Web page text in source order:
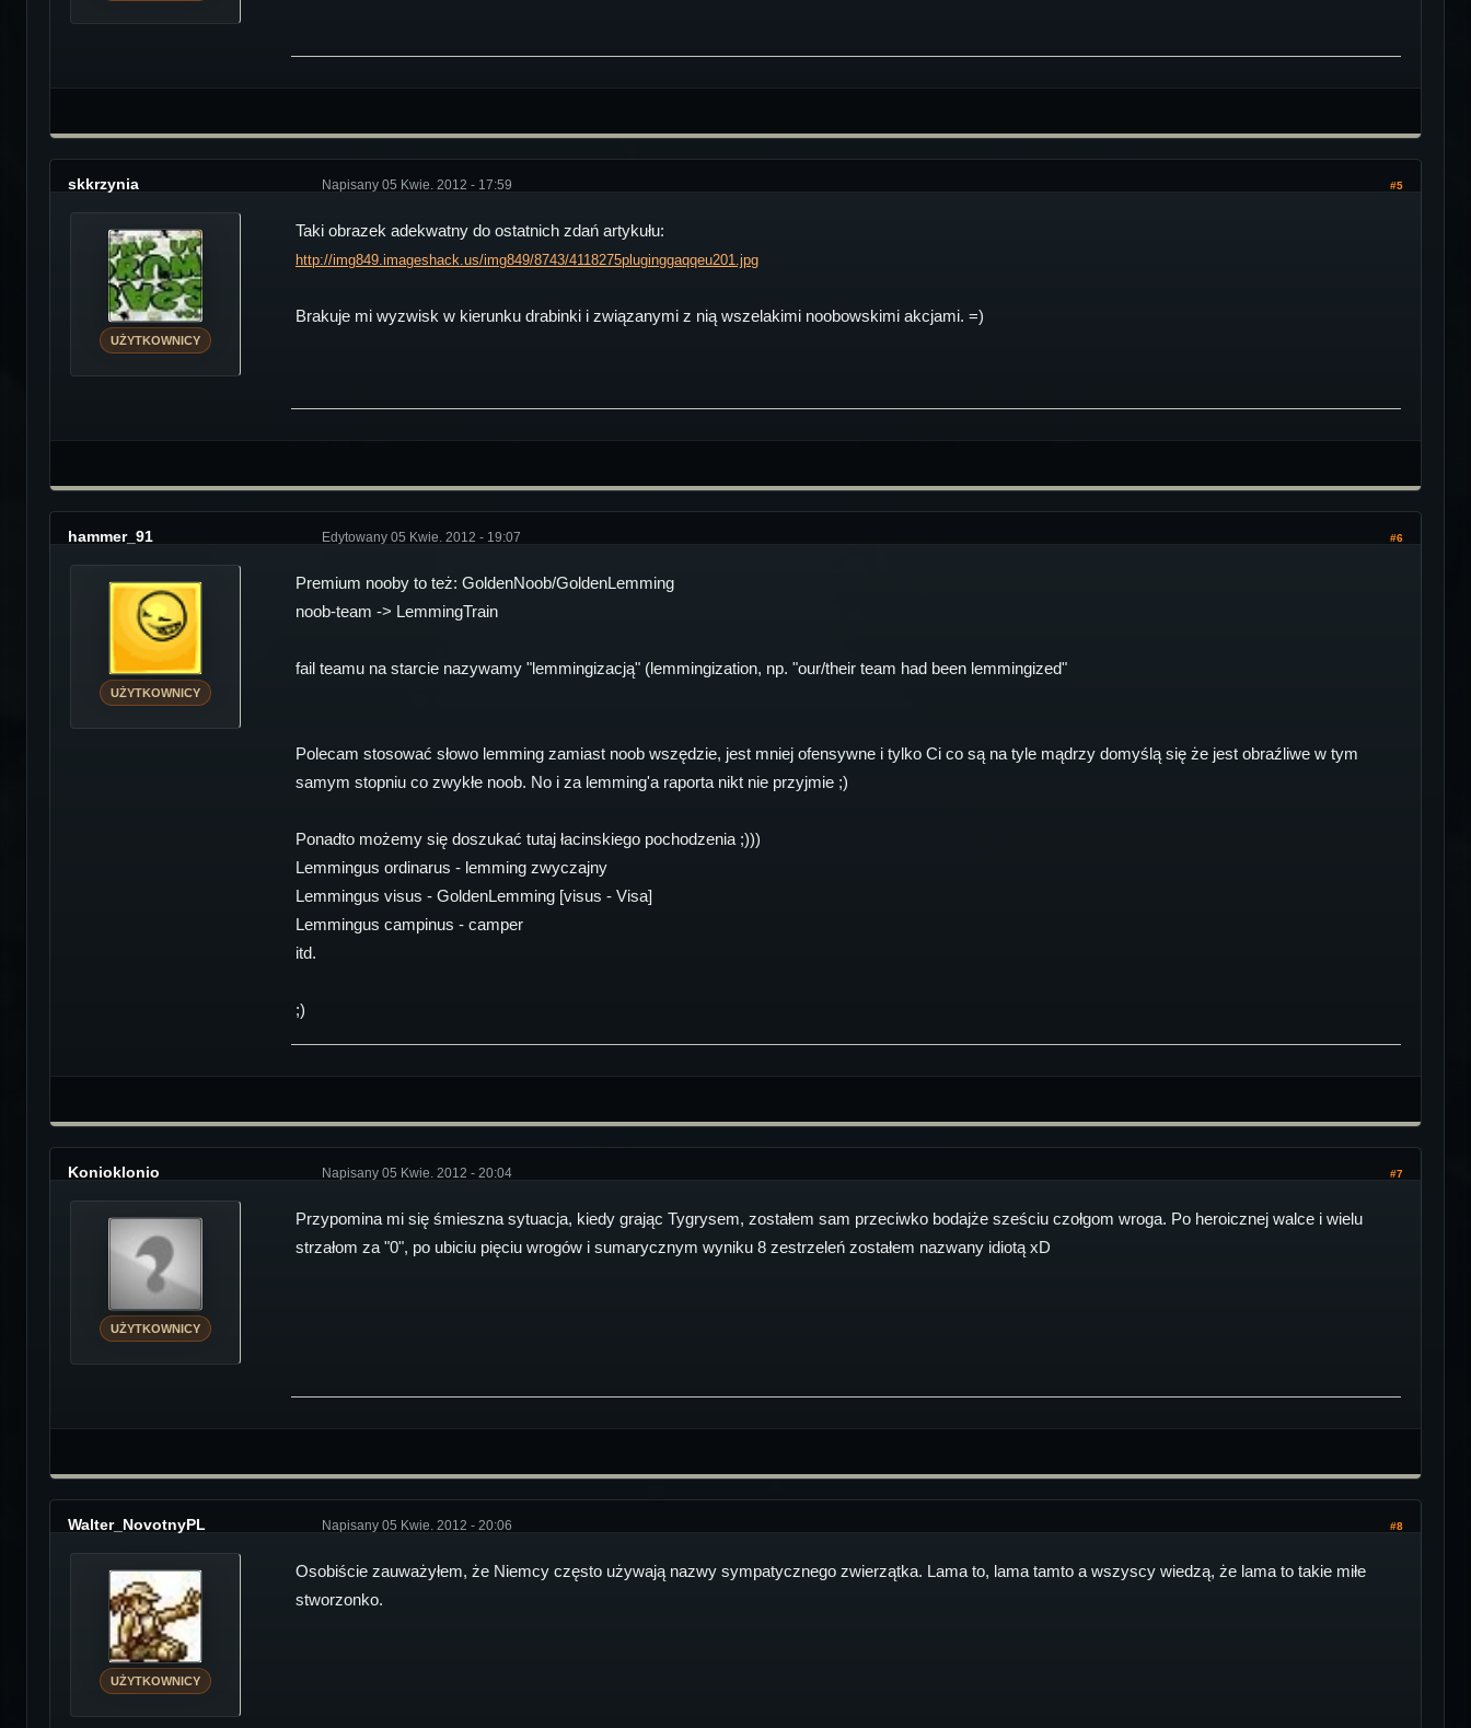
skkrzynia Napisany 05 Kwie. 2012 - 17:59 #5
UŻYTKOWNICY
Taki obrazek adekwatny do ostatnich zdań artykułu:
http://img849.imageshack.us/img849/8743/4118275pluginggaqqeu201.jpg
Brakuje mi wyzwisk w kierunku drabinki i związanymi z nią wszelakimi noobowskimi akcjami. =)
hammer_91 Edytowany 05 Kwie. 2012 - 19:07 #6
UŻYTKOWNICY
Premium nooby to też: GoldenNoob/GoldenLemming
noob-team -> LemmingTrain
fail teamu na starcie nazywamy "lemmingizacją" (lemmingization, np. "our/their team had been lemmingized"
Polecam stosować słowo lemming zamiast noob wszędzie, jest mniej ofensywne i tylko Ci co są na tyle mądrzy domyślą się że jest obraźliwe w tym
samym stopniu co zwykłe noob. No i za lemming'a raporta nikt nie przyjmie ;)
Ponadto możemy się doszukać tutaj łacinskiego pochodzenia ;)))
Lemmingus ordinarus - lemming zwyczajny
Lemmingus visus - GoldenLemming [visus - Visa]
Lemmingus campinus - camper
itd.
;)
Konioklonio Napisany 05 Kwie. 2012 - 20:04 #7
UŻYTKOWNICY
Przypomina mi się śmieszna sytuacja, kiedy grając Tygrysem, zostałem sam przeciwko bodajże sześciu czołgom wroga. Po heroicznej walce i wielu
strzałom za "0", po ubiciu pięciu wrogów i sumarycznym wyniku 8 zestrzeleń zostałem nazwany idiotą xD
Walter_NovotnyPL Napisany 05 Kwie. 2012 - 20:06 #8
UŻYTKOWNICY
Osobiście zauważyłem, że Niemcy często używają nazwy sympatycznego zwierzątka. Lama to, lama tamto a wszyscy wiedzą, że lama to takie miłe
stworzonko.